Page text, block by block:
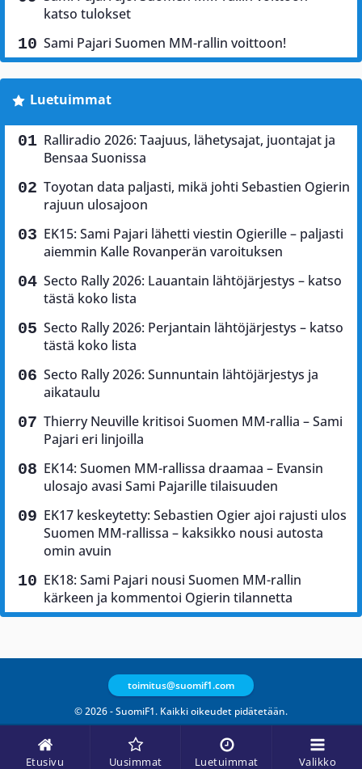
Etusivu Uusimmat Luetuimmat Valikko
katso tulokset
Sami Pajari Suomen MM-rallin voittoon!
Luetuimmat
Ralliradio 2026: Taajuus, lähetysajat, juontajat ja
Bensaa Suonissa
Toyotan data paljasti, mikä johti Sebastien Ogierin
rajuun ulosajoon
EK15: Sami Pajari lähetti viestin Ogierille – paljasti
aiemmin Kalle Rovanperän varoituksen
Secto Rally 2026: Lauantain lähtöjärjestys – katso
tästä koko lista
Secto Rally 2026: Perjantain lähtöjärjestys – katso
tästä koko lista
Secto Rally 2026: Sunnuntain lähtöjärjestys ja
aikataulu
Thierry Neuville kritisoi Suomen MM-rallia – Sami
Pajari eri linjoilla
EK14: Suomen MM-rallissa draamaa – Evansin
ulosajo avasi Sami Pajarille tilaisuuden
EK17 keskeytetty: Sebastien Ogier ajoi rajusti ulos
Suomen MM-rallissa – kaksikko nousi autosta
omin avuin
EK18: Sami Pajari nousi Suomen MM-rallin
kärkeen ja kommentoi Ogierin tilannetta
© 2026 - SuomiF1. Kaikki oikeudet pidätetään.
toimitus@suomif1.com